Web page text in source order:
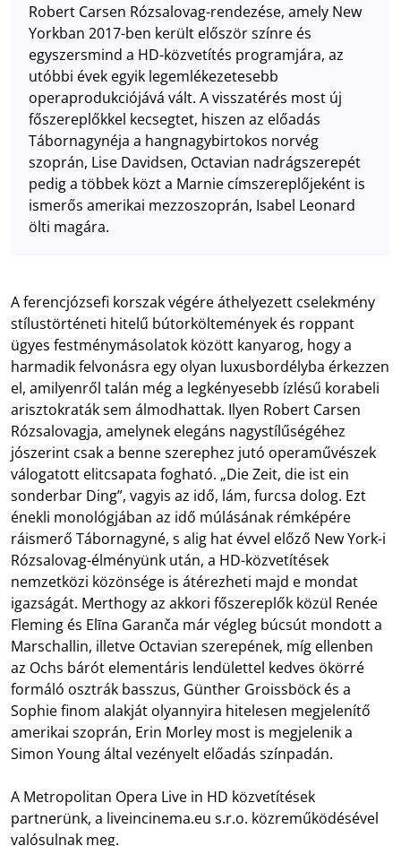
Robert Carsen Rózsalovag-rendezése, amely New
Yorkban 2017-ben került először színre és
egyszersmind a HD-közvetítés programjára, az
utóbbi évek egyik legemlékezetesebb
operaprodukciójává vált. A visszatérés most új
főszereplőkkel kecsegtet, hiszen az előadás
Tábornagynéja a hangnagybirtokos norvég
szoprán, Lise Davidsen, Octavian nadrágszerepét
pedig a többek közt a Marnie címszereplőjeként is
ismerős amerikai mezzoszoprán, Isabel Leonard
ölti magára.
A ferencjózsefi korszak végére áthelyezett cselekmény
stílustörténeti hitelű bútorköltemények és roppant
ügyes festménymásolatok között kanyarog, hogy a
harmadik felvonásra egy olyan luxusbordélyba érkezzen
el, amilyenről talán még a legkényesebb ízlésű korabeli
arisztokraták sem álmodhattak. Ilyen Robert Carsen
Rózsalovagja, amelynek elegáns nagystílűségéhez
jószerint csak a benne szerephez jutó operaművészek
válogatott elitcsapata fogható. „Die Zeit, die ist ein
sonderbar Ding”, vagyis az idő, lám, furcsa dolog. Ezt
énekli monológjában az idő múlásának rémképére
ráismerő Tábornagyné, s alig hat évvel előző New York-i
Rózsalovag-élményünk után, a HD-közvetítések
nemzetközi közönsége is átérezheti majd e mondat
igazságát. Merthogy az akkori főszereplők közül Renée
Fleming és Elīna Garanča már végleg búcsút mondott a
Marschallin, illetve Octavian szerepének, míg ellenben
az Ochs bárót elementáris lendülettel kedves ökörré
formáló osztrák basszus, Günther Groissböck és a
Sophie finom alakját olyannyira hitelesen megjelenítő
amerikai szoprán, Erin Morley most is megjelenik a
Simon Young által vezényelt előadás színpadán.
A Metropolitan Opera Live in HD közvetítések
partnerünk, a liveincinema.eu s.r.o. közreműködésével
valósulnak meg.